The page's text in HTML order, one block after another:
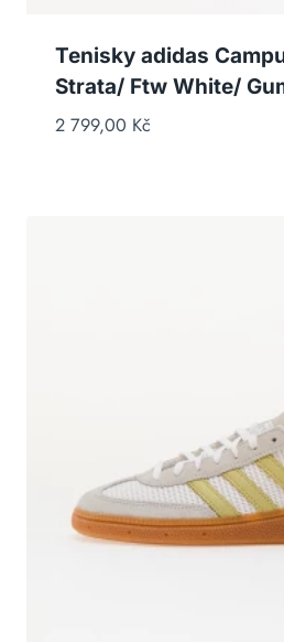
Tenisky adidas
Strata/ Ftw White/
2 799,00 Kč